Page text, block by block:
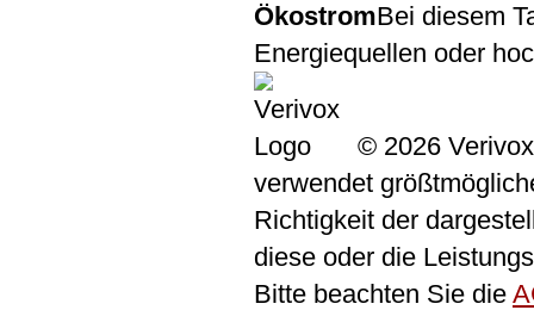
ÖkostromBei diesem
Energiequellen oder
© 2026
verwendet
Richtigkeit der
diese oder die
Bitte beachten Sie die